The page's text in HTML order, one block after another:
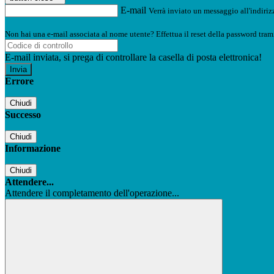
E-mail Verrà inviato un messaggio
Non hai una e-mail associata al nome utente? Effettua il reset della password
E-mail inviata, si prega di controllare la casella di posta elettronica!
Errore
Chiudi
Successo
Chiudi
Informazione
Chiudi
Attendere...
Attendere il completamento dell'operazione...